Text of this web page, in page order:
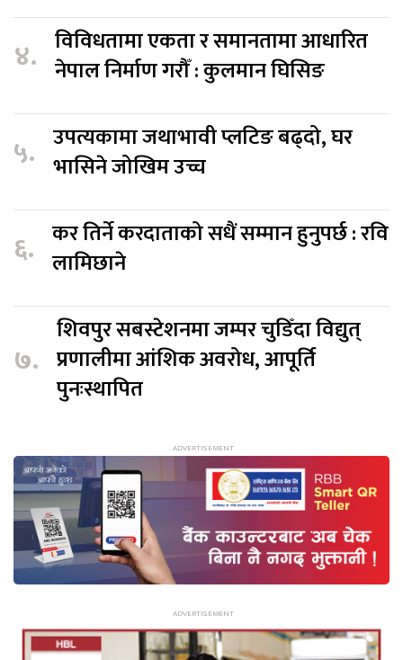
४. विविधतामा एकता र समानतामा आधारित
नेपाल निर्माण गरौँ : कुलमान घिसिङ
५. उपत्यकामा जथाभावी प्लटिङ बढ्दो, घर
भासिने जोखिम उच्च
६. कर तिर्ने करदाताको सधैं सम्मान हुनुपर्छ : रवि
लामिछाने
७.
शिवपुर सबस्टेशनमा जम्पर चुडिँदा विद्युत्
प्रणालीमा आंशिक अवरोध, आपूर्ति
पुनःस्थापित